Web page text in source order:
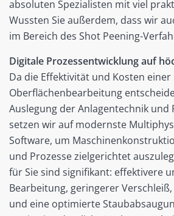
absoluten Spezialisten mit viel
Wussten Sie außerdem, dass wir
im Bereich des Shot Peening-
Digitale Prozessentwicklung auf
Da die Effektivität und Kosten einer
Oberflächenbearbeitung
Auslegung der Anlagentechnik und
setzen wir auf modernste
Software, um
und Prozesse zielgerichtet
für Sie sind signifikant: effektivere
Bearbeitung, geringerer
und eine optimierte